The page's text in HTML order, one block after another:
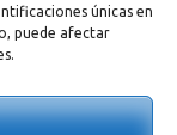
únicas en
puede afectar
POR